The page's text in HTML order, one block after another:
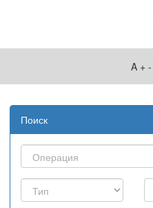
A + -
Поиск